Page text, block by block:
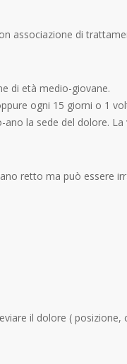
associazione di
di età medio-giovane.
ogni 15 giorni o 1
la sede del dolore.
retto ma può essere
il dolore (